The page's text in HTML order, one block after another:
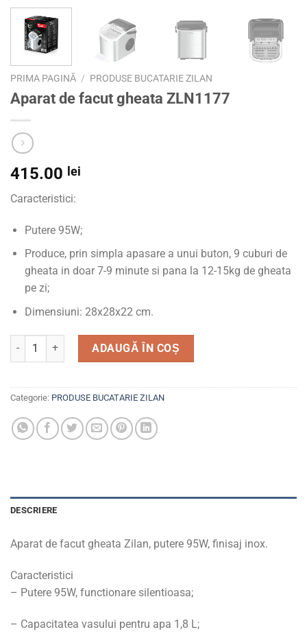
PRIMA PAGINĂ / PRODUSE BUCATARIE ZILAN
Aparat de facut gheata ZLN1177
415.00 lei
Caracteristici:
Putere 95W;
Produce, prin simpla apasare a unui buton, 9 cuburi de
gheata in doar 7-9 minute si pana la 12-15kg de gheata
pe zi;
Dimensiuni: 28x28x22 cm.
Cantitate Aparat de facut gheata ZLN1177
ADAUGĂ ÎN COȘ
Categorie: PRODUSE BUCATARIE ZILAN
DESCRIERE
Aparat de facut gheata Zilan, putere 95W, finisaj inox.
Caracteristici
– Putere 95W, functionare silentioasa;
– Capacitatea vasului pentru apa 1,8 L;